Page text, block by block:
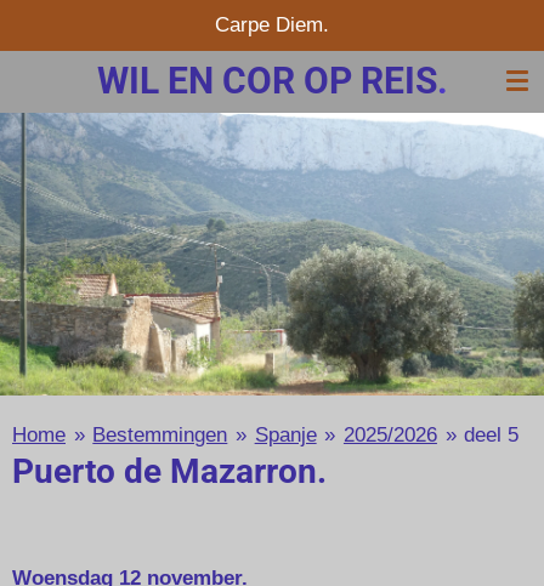
direct
de
hoofdinhoud
WIL EN COR OP REIS.
Carpe Diem.
Home » Bestemmingen » Spanje » 2025/2026 » deel 5
Puerto de Mazarron.
Woensdag 12 november.